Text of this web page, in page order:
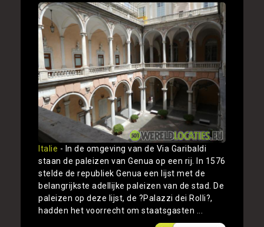
Italie - In de omgeving van de Via Garibaldi
staan de paleizen van Genua op een rij. In 1576
stelde de republiek Genua een lijst met de
belangrijkste adellijke paleizen van de stad. De
paleizen op deze lijst, de ?Palazzi dei Rolli?,
hadden het voorrecht om staatsgasten ...